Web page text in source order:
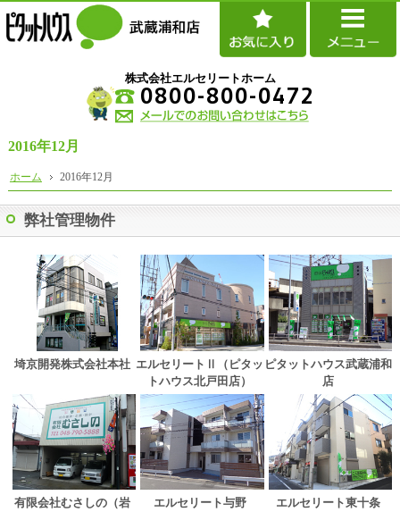
株式会社エルセリートホーム
0800-800-0472
2016年12月
ホーム 2016年12月
弊社管理物件
埼京開発株式会社本社 エルセリートⅡ（ピタッ
トハウス北戸田店）
ピタットハウス武蔵浦和
店
有限会社むさしの（岩
エルセリート与野 エルセリート東十条